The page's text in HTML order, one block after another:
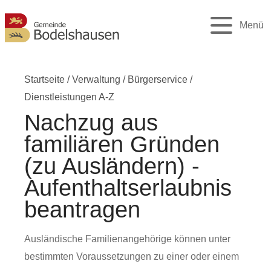
Menü
Startseite /Verwaltung / Bürgerservice /
Dienstleistungen A-Z
Nachzug aus
familiären Gründen
(zu Ausländern) -
Aufenthaltserlaubnis
beantragen
Ausländische Familienangehörige können unter
bestimmten Voraussetzungen zu einer oder einem